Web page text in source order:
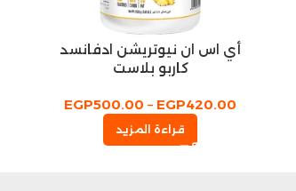
أي اس ان نيوتريشن ادفانسد
كاربو بلاست
EGP420.00
–
EGP500.00
قراءة المزيد